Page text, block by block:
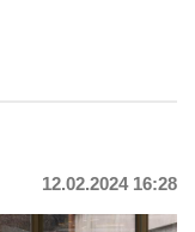
12.02.2024 16:28